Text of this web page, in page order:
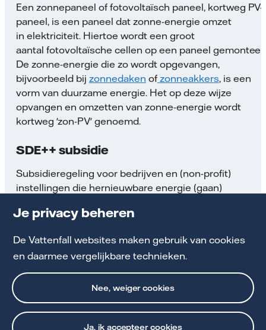
Je privacy beheren
De Vattenfall websites maken gebruik van cookies
en daarmee vergelijkbare technieken.
Ja, ik accepteer cookies
Nee, weiger cookies
Een zonnepaneel of fotovoltaïsch paneel, kortweg PV-
paneel, is een paneel dat zonne-energie omzet
in elektriciteit. Hiertoe wordt een groot
aantal fotovoltaïsche cellen op een paneel
De zonne-energie die zo wordt opgevangen,
bijvoorbeeld bij zonnedaken ofzonneakkers, is een
vorm van duurzame energie. Het op deze wijze
opvangen en omzetten van zonne-energie wordt
kortweg 'zon-PV' genoemd.
SDE++ subsidie
Subsidieregeling voor bedrijven en (non-profit)
instellingen die hernieuwbare energie (gaan)
subsidieregeling.
Stadswarmte
gebruikt om water te verwarmen. Dit warm water gaat
via ondergrondse leidingen naar een huis of bedrijf.
Lees meer over stadsverwarming.